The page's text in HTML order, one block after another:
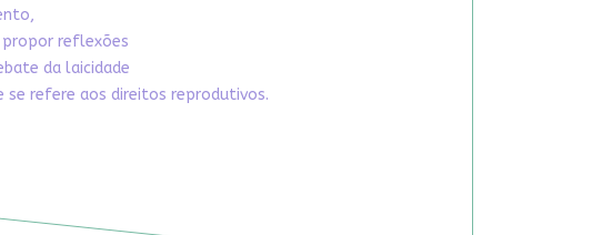
propor reflexões
da laicidade
refere aos direitos reprodutivos.